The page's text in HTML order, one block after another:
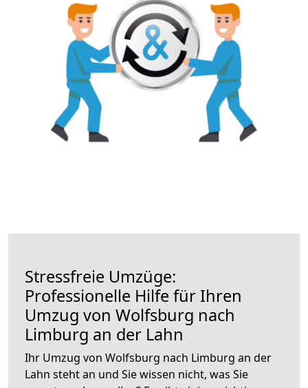
Stressfreie Umzüge:
Professionelle Hilfe für Ihren
Umzug von Wolfsburg nach
Limburg an der Lahn
Ihr Umzug von Wolfsburg nach Limburg an der
Lahn steht an und Sie wissen nicht, was Sie